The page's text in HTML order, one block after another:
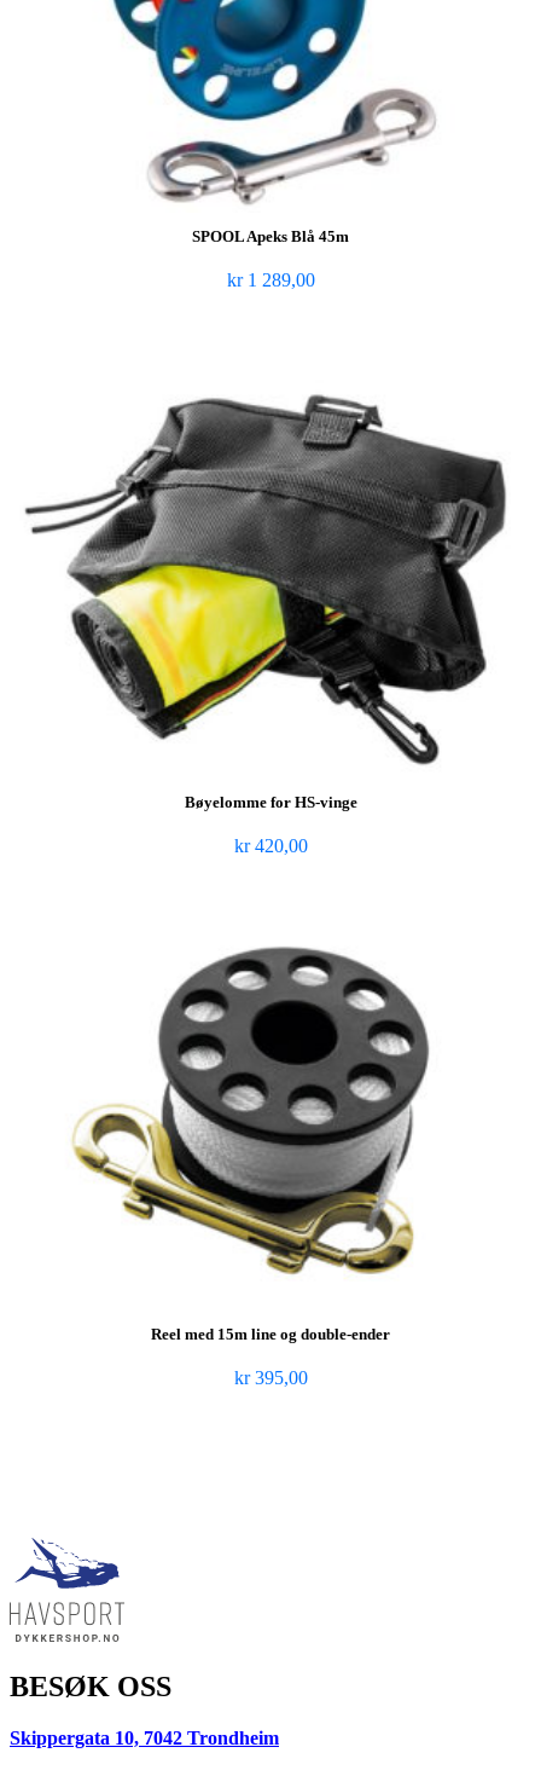
SPOOL Apeks Blå 45m
kr1 289,00
Bøyelomme for HS-vinge
kr420,00
Reel med 15m line og double-ender
kr395,00
BESØK OSS
Skippergata 10, 7042 Trondheim